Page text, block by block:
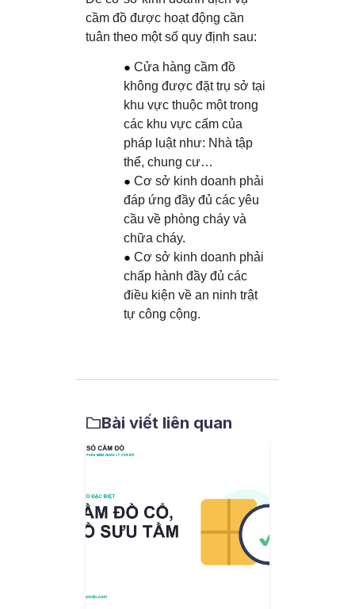
cầm đồ được hoạt động cần
tuân theo một số quy định sau:
Cửa hàng cầm đồ
không được đặt trụ sở tại
khu vực thuộc một trong
các khu vực cấm của
pháp luật như: Nhà tập
thể, chung cư…
Cơ sở kinh doanh phải
đáp ứng đầy đủ các yêu
cầu về phòng cháy và
chữa cháy.
Cơ sở kinh doanh phải
chấp hành đầy đủ các
điều kiện về an ninh trật
tự công cộng.
Bài viết liên quan